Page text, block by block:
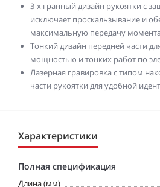
3-х гранный дизайн рукоятки с
исключает проскальзывание и
максимальную передачу
Тонкий дизайн передней части
мощностью и тонких работ по
Лазерная гравировка с типом
части рукоятки для удобной
Характеристики
Полная спецификация
Длина (мм)